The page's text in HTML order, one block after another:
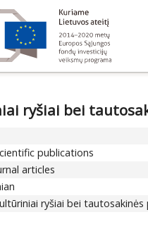
ryšiai bei
publications
articles
ryšiai bei tautosakinės